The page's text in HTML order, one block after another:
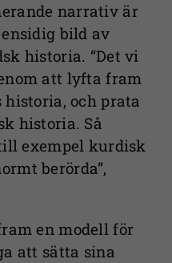
narrativ är
bild av
historia. “Det vi
att lyfta fram
och prata
historia. Så
exempel kurdisk
berörda”,
en modell för
att sätta sina